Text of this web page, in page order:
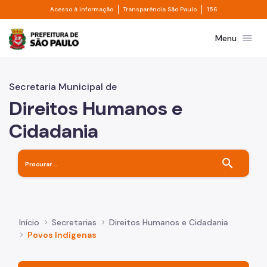
Pular para o Conteúdo principal
Acesso à informação Divisor de acesso à informação
Transparência São Paulo Divisor de
156
Prefeitura de São PauloMenu menu
Secretaria Municipal de
Direitos Humanos e
Cidadania
search
Início Secretarias
Direitos Humanos e Cidadania
Povos Indígenas